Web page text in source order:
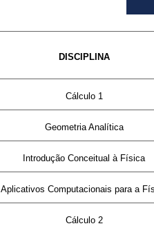
DISCIPLINA
Cálculo 1
Geometria Analítica
Introdução Conceitual à Física
Aplicativos Computacionais para a
Cálculo 2